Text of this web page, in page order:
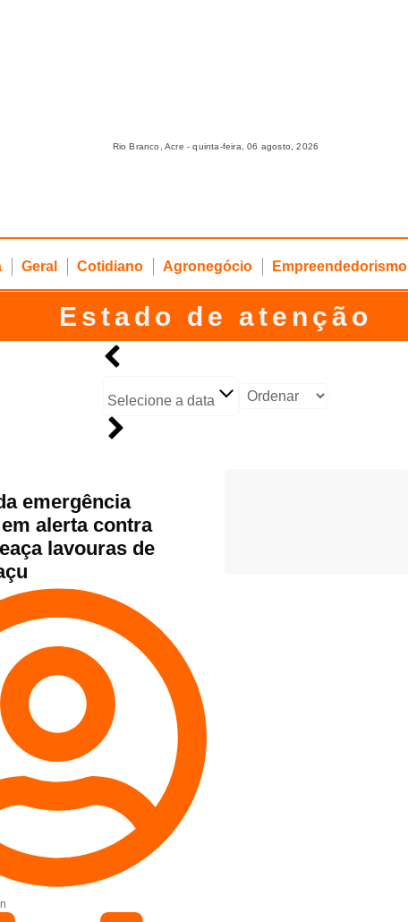
Rio Branco, Acre - quinta-feira, 06 agosto, 2026
Geral Cotidiano Agronegócio Empreendedorismo
Estado de atenção
Selecione a data
emergência
alerta contra
lavouras de